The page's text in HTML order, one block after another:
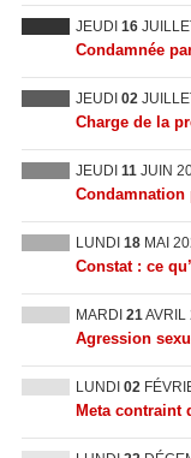
JEUDI 16
Condamnée
JEUDI 02
Charge de la
JEUDI 11 JUIN
Condamnation
LUNDI 18 MAI
Constat : ce
MARDI 21AVRIL
Agression
LUNDI 02
Meta contraint